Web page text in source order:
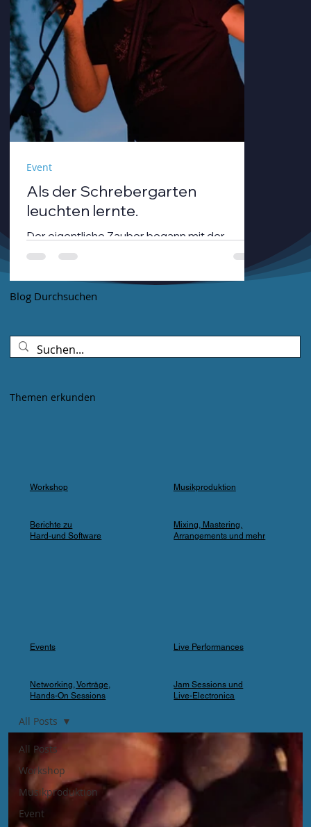
All Posts
Workshop
Musikproduktion
Event
All Posts
Als der Schrebergarten
leuchten lernte.
Der eigentliche Zauber begann mit der
Dämmerung. André Neumann alias nthirteen
strich mit einem Geigenbogen über seine E-
Gitarre, während die Sonne unterging.
Farbspots in Türkis, Lila und Blau – die
„Erdbeere" versank für ein paar Minuten in
einfach nicht erwartet.
Event
Themen erkunden
Workshop
Berichte zu
Hard-und Software
Musikproduktion
Mixing, Mastering,
Arrangements und mehr
Events
Networking, Vorträge,
Hands-On Sessions
Live Performances
Jam Sessions und
Live-Electronica
Blog Durchsuchen